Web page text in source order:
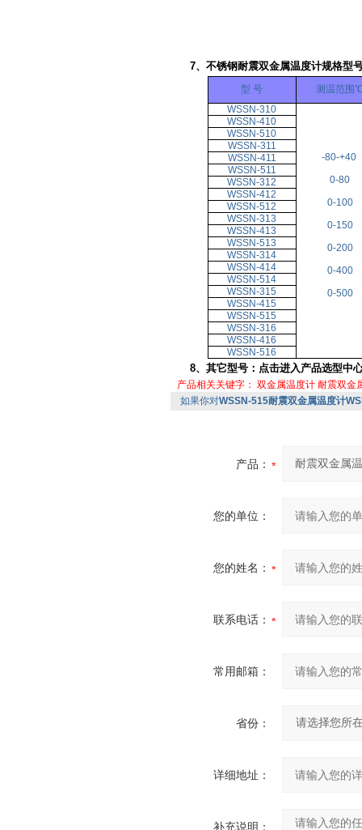
7、不锈钢耐震双金属温度计规格型
型 号
测温范围
WSSN-310
-80-+40
0-80
0-100
0-150
0-200
0-400
0-500
WSSN-410
WSSN-510
WSSN-311
WSSN-411
WSSN-511
WSSN-312
WSSN-412
WSSN-512
WSSN-313
WSSN-413
WSSN-513
WSSN-314
WSSN-414
WSSN-514
WSSN-315
WSSN-415
WSSN-515
WSSN-316
WSSN-416
WSSN-516
8、其它型号： 点击进入产品选型中
产品相关关键字： 双金属温度计 耐震双金
如果你对WSSN-515耐震双金属温度计
产品：
您的单位：
您的姓名：
联系电话：
常用邮箱：
省份：
详细地址：
补充说明：